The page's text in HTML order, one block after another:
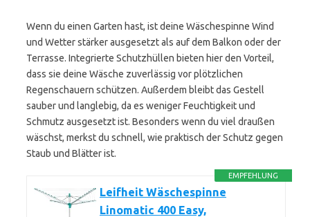
Wenn du einen Garten hast, ist deine Wäschespinne Wind
und Wetter stärker ausgesetzt als auf dem Balkon oder der
Terrasse. Integrierte Schutzhüllen bieten hier den Vorteil,
dass sie deine Wäsche zuverlässig vor plötzlichen
Regenschauern schützen. Außerdem bleibt das Gestell
sauber und langlebig, da es weniger Feuchtigkeit und
Schmutz ausgesetzt ist. Besonders wenn du viel draußen
wäschst, merkst du schnell, wie praktisch der Schutz gegen
Staub und Blätter ist.
EMPFEHLUNG
Leifheit Wäschespinne
Linomatic 400 Easy,